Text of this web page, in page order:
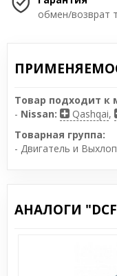
обмен/возврат
Товар подходит
- Nissan: Qashqai,
Товарная группа:
- Двигатель и Выхлоп
АНАЛОГИ